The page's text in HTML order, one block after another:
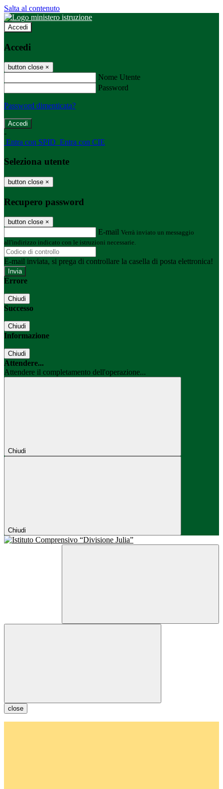
Salta al contenuto
Accedi
Accedi
button close ×
Nome Utente
Password
Password dimenticata?
-
Entra con SPID Entra con CIE
Seleziona utente
button close ×
Recupero password
button close ×
E-mail Verrà inviato un messaggio
all'indirizzo indicato con le istruzioni necessarie.
E-mail inviata, si prega di controllare la casella di posta elettronica!
Errore
Chiudi
Successo
Chiudi
Informazione
Chiudi
Attendere...
Attendere il completamento dell'operazione...
Chiudi
Chiudi
close